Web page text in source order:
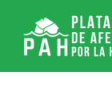
contenido